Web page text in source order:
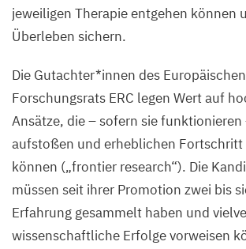
jeweiligen Therapie entgehen können
Überleben sichern.
Die Gutachter*innen des Europäischen
Forschungsrats ERC legen Wert auf
Ansätze, die – sofern sie funktionieren
aufstoßen und erheblichen Fortschritt
können („frontier research“). Die
müssen seit ihrer Promotion zwei bis
Erfahrung gesammelt haben und
wissenschaftliche Erfolge vorweisen